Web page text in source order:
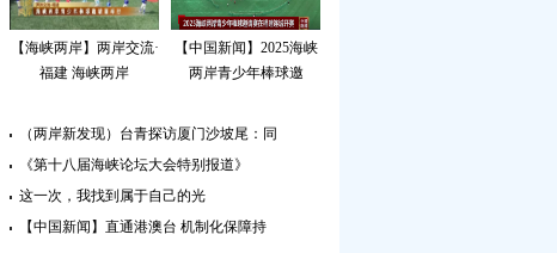
【海峡两岸】两岸交流·
福建 海峡两岸
【中国新闻】2025海峡
两岸青少年棒球邀
（两岸新发现）台青探访厦门沙坡尾：同
《第十八届海峡论坛大会特别报道》
这一次，我找到属于自己的光
【中国新闻】直通港澳台 机制化保障持